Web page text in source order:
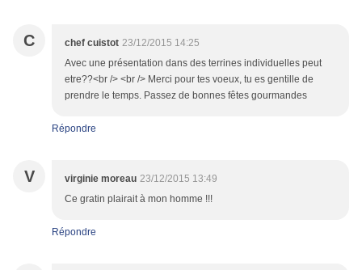
C chef cuistot 23/12/2015 14:25
Avec une présentation dans des terrines individuelles peut
etre??<br /> <br /> Merci pour tes voeux, tu es gentille de
prendre le temps. Passez de bonnes fêtes gourmandes
Répondre
V virginie moreau 23/12/2015 13:49
Ce gratin plairait à mon homme !!!
Répondre